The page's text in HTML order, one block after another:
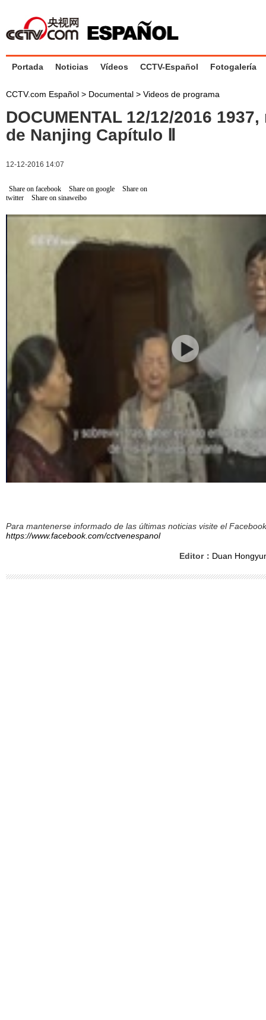
Portada Noticias Vídeos CCTV-Español Fotogalería
CCTV.com Español > Documental > Videos de programa
DOCUMENTAL 12/12/2016
de Nanjing Capítulo Ⅱ
12-12-2016 14:07
Share on facebook Share on google
Share on
twitter
Share on sinaweibo
Para mantenerse informado de las últimas noticias visite el
https://www.facebook.com/cctvenespanol
Editor： Duan